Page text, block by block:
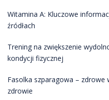
Witamina A: Kluczowe
źródłach
Trening na zwiększenie
kondycji fizycznej
Fasolka szparagowa –
zdrowie